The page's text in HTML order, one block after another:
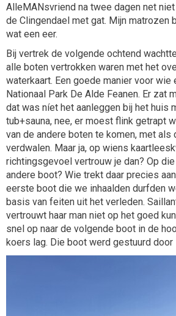
AlleMANsvriend na twee dagen net
de Clingendael met gat. Mijn matrozen
wat een eer.
Bij vertrek de volgende ochtend
alle boten vertrokken waren met het
waterkaart. Een goede manier voor
Nationaal Park De Alde Feanen. Er zat
dat was níet het aanleggen bij het huis
tub+sauna, nee, er moest flink getrapt
van de andere boten te komen, met als
verdwalen. Maar ja, op wiens
richtingsgevoel vertrouw je dan? Op
andere boot? Wie trekt daar precies
eerste boot die we inhaalden durfden
basis van feiten uit het verleden.
vertrouwt haar man niet op het goed
snel op naar de volgende boot in de
koers lag. Die boot werd gestuurd door